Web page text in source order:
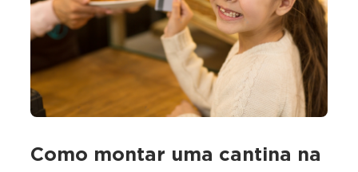
Como montar uma cantina na